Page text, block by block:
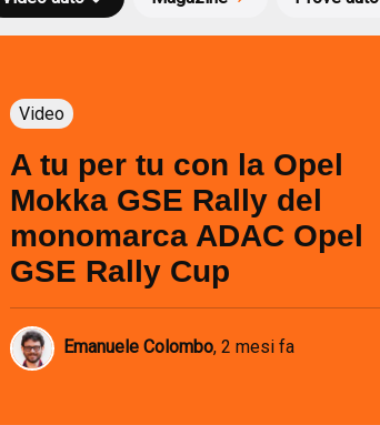
Video
A tu per tu con la Opel
Mokka GSE Rally del
monomarca ADAC Opel
GSE Rally Cup
Emanuele Colombo, 2 mesi fa